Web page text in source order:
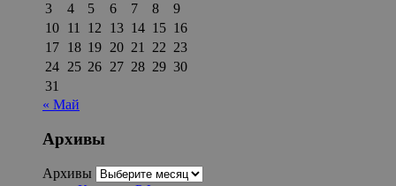
3
4 5 6 7 8
9
10 11 12 13 14 15 16
17 18 19 20 21 22 23
24 25 26 27 28 29 30
31
« Май
Архивы
Архивы